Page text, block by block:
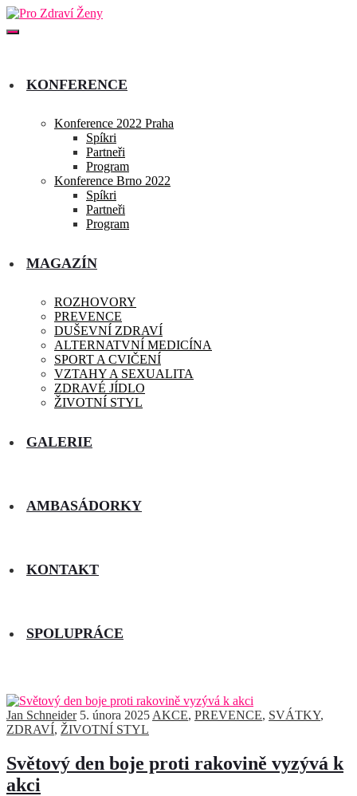
KONFERENCE
Konference 2022 Praha
Spíkri
Partneři
Program
Konference Brno 2022
Spíkri
Partneři
Program
MAGAZÍN
ROZHOVORY
PREVENCE
DUŠEVNÍ ZDRAVÍ
ALTERNATVNÍ MEDICÍNA
SPORT A CVIČENÍ
VZTAHY A SEXUALITA
ZDRAVÉ JÍDLO
ŽIVOTNÍ STYL
GALERIE
AMBASÁDORKY
KONTAKT
SPOLUPRÁCE
Jan Schneider 5. února 2025 AKCE, PREVENCE, SVÁTKY,
ZDRAVÍ, ŽIVOTNÍ STYL
Světový den boje proti rakovině vyzývá k
akci